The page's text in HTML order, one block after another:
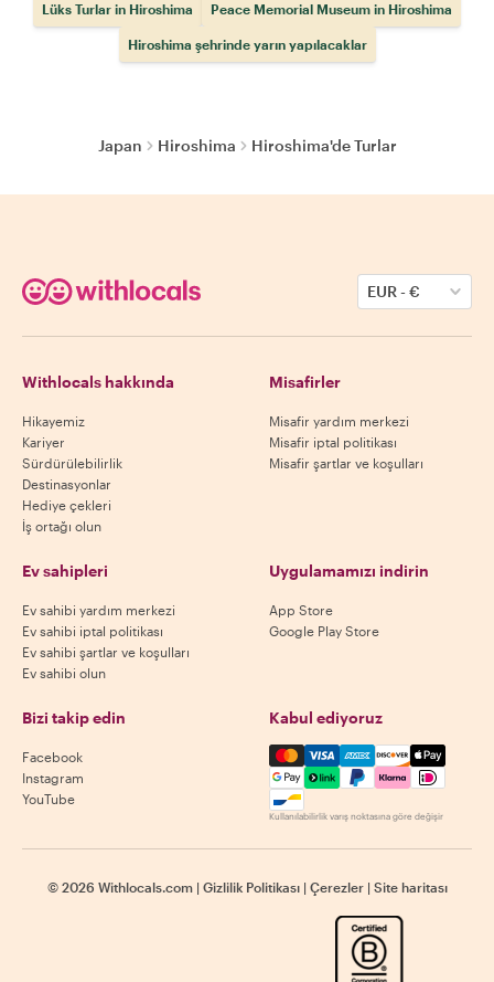
Lüks Turlar in Hiroshima Peace Memorial Museum in Hiroshima
Hiroshima şehrinde yarın yapılacaklar
Japan Hiroshima Hiroshima'de Turlar
EUR-€
Withlocals hakkında
Hikayemiz
Kariyer
Sürdürülebilirlik
Destinasyonlar
Hediye çekleri
İş ortağı olun
Misafirler
Misafir yardım merkezi
Misafir iptal politikası
Misafir şartlar ve koşulları
Ev sahipleri
Ev sahibi yardım merkezi
Ev sahibi iptal politikası
Ev sahibi şartlar ve koşulları
Ev sahibi olun
Uygulamamızı indirin
App Store
Google Play Store
Bizi takip edin
Facebook
Instagram
YouTube
Kabul ediyoruz
Mastercard, Visa, Amex,
Kullanılabilirlik varış noktasına göre değişir
© 2026 Withlocals.com | Gizlilik Politikası | Çerezler | Site haritası